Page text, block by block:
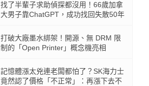
找了半輩子求助偵探都沒用！66歲加拿
大男子靠ChatGPT，成功找回失散50年
打破大廠墨水綁架！開源、無 DRM 限
制的「Open Printer」概念機亮相
記憶體漲太兇連老闆都怕了？SK海力士
竟然認了價格「不正常」：再漲下去不